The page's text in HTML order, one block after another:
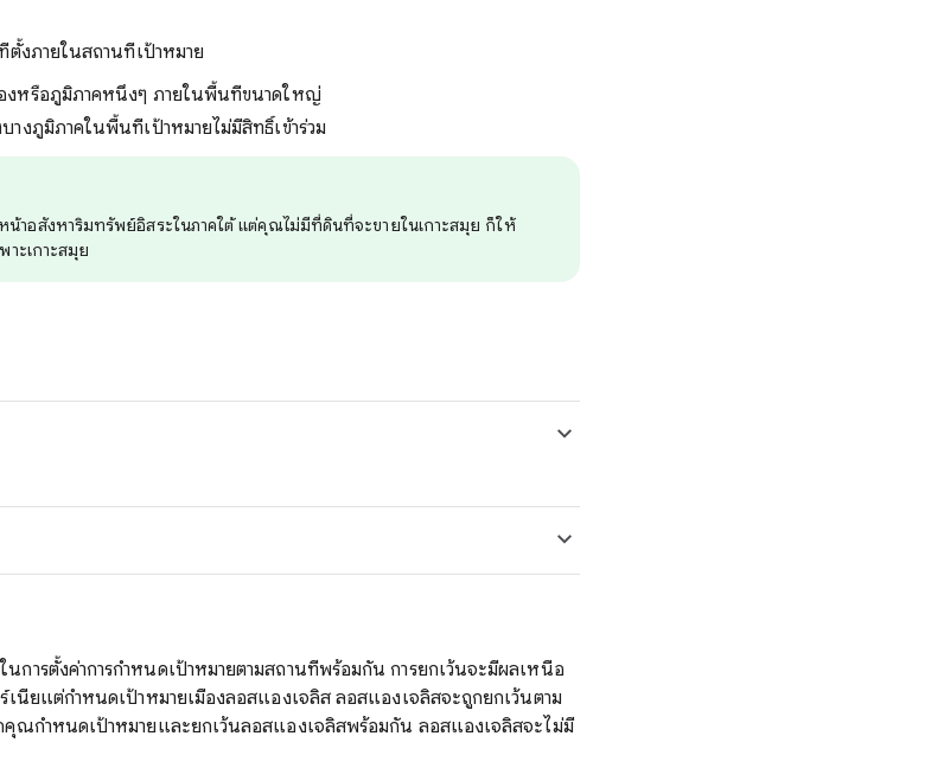
ตั้งภายในสถานที่เป้าหมาย
งหรือภูมิภาคหนึ่งๆ ภายในพื้นที่ขนาดใหญ่
างภูมิภาคในพื้นที่เป้าหมายไม่มีสิทธิ์เข้าร่วม
อสังหาริมทรัพย์อิสระในภาคใต้ แต่คุณไม่มีที่ดินที่จะขายในเกาะสมุย ก็ให้
าะเกาะสมุย
ารตั้งค่าการกำหนดเป้าหมายตามสถานที่พร้อมกัน การยกเว้นจะมีผลเหนือ
นียแต่กำหนดเป้าหมายเมืองลอสแองเจลิส ลอสแองเจลิสจะถูกยกเว้นตาม
ณกำหนดเป้าหมายและยกเว้นลอสแองเจลิสพร้อมกัน ลอสแองเจลิสจะไม่มี